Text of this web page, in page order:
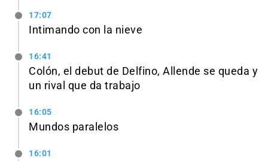
17:07
Intimando con la nieve
16:41
Colón, el debut de Delfino, Allende se queda y
un rival que da trabajo
16:05
Mundos paralelos
16:01